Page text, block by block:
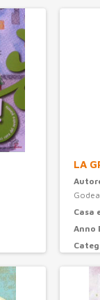
LA
Casa
Anno